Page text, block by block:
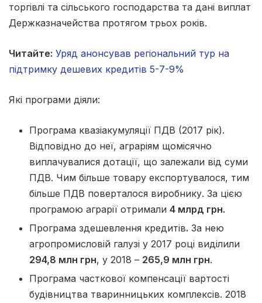
торгівлі та сільського господарства та дані виплат
Держказначейства протягом трьох років.
Читайте: Уряд анонсував регіональний тур на
підтримку дешевих кредитів 5-7-9%
Які програми діяли:
Програма квазіакумуляції ПДВ (2017 рік).
Відповідно до неї, аграріям щомісячно
виплачувалися дотації, що залежали від суми
ПДВ. Чим більше товару експортувалося, тим
більше ПДВ поверталося виробнику. За цією
програмою аграрії отримали 4 млрд грн.
Програма здешевлення кредитів. За нею
агропромисловій галузі у 2017 році виділили
294,8 млн грн, у 2018 – 265,9 млн грн.
Програма часткової компенсації вартості
будівництва тваринницьких комплексів. 2018